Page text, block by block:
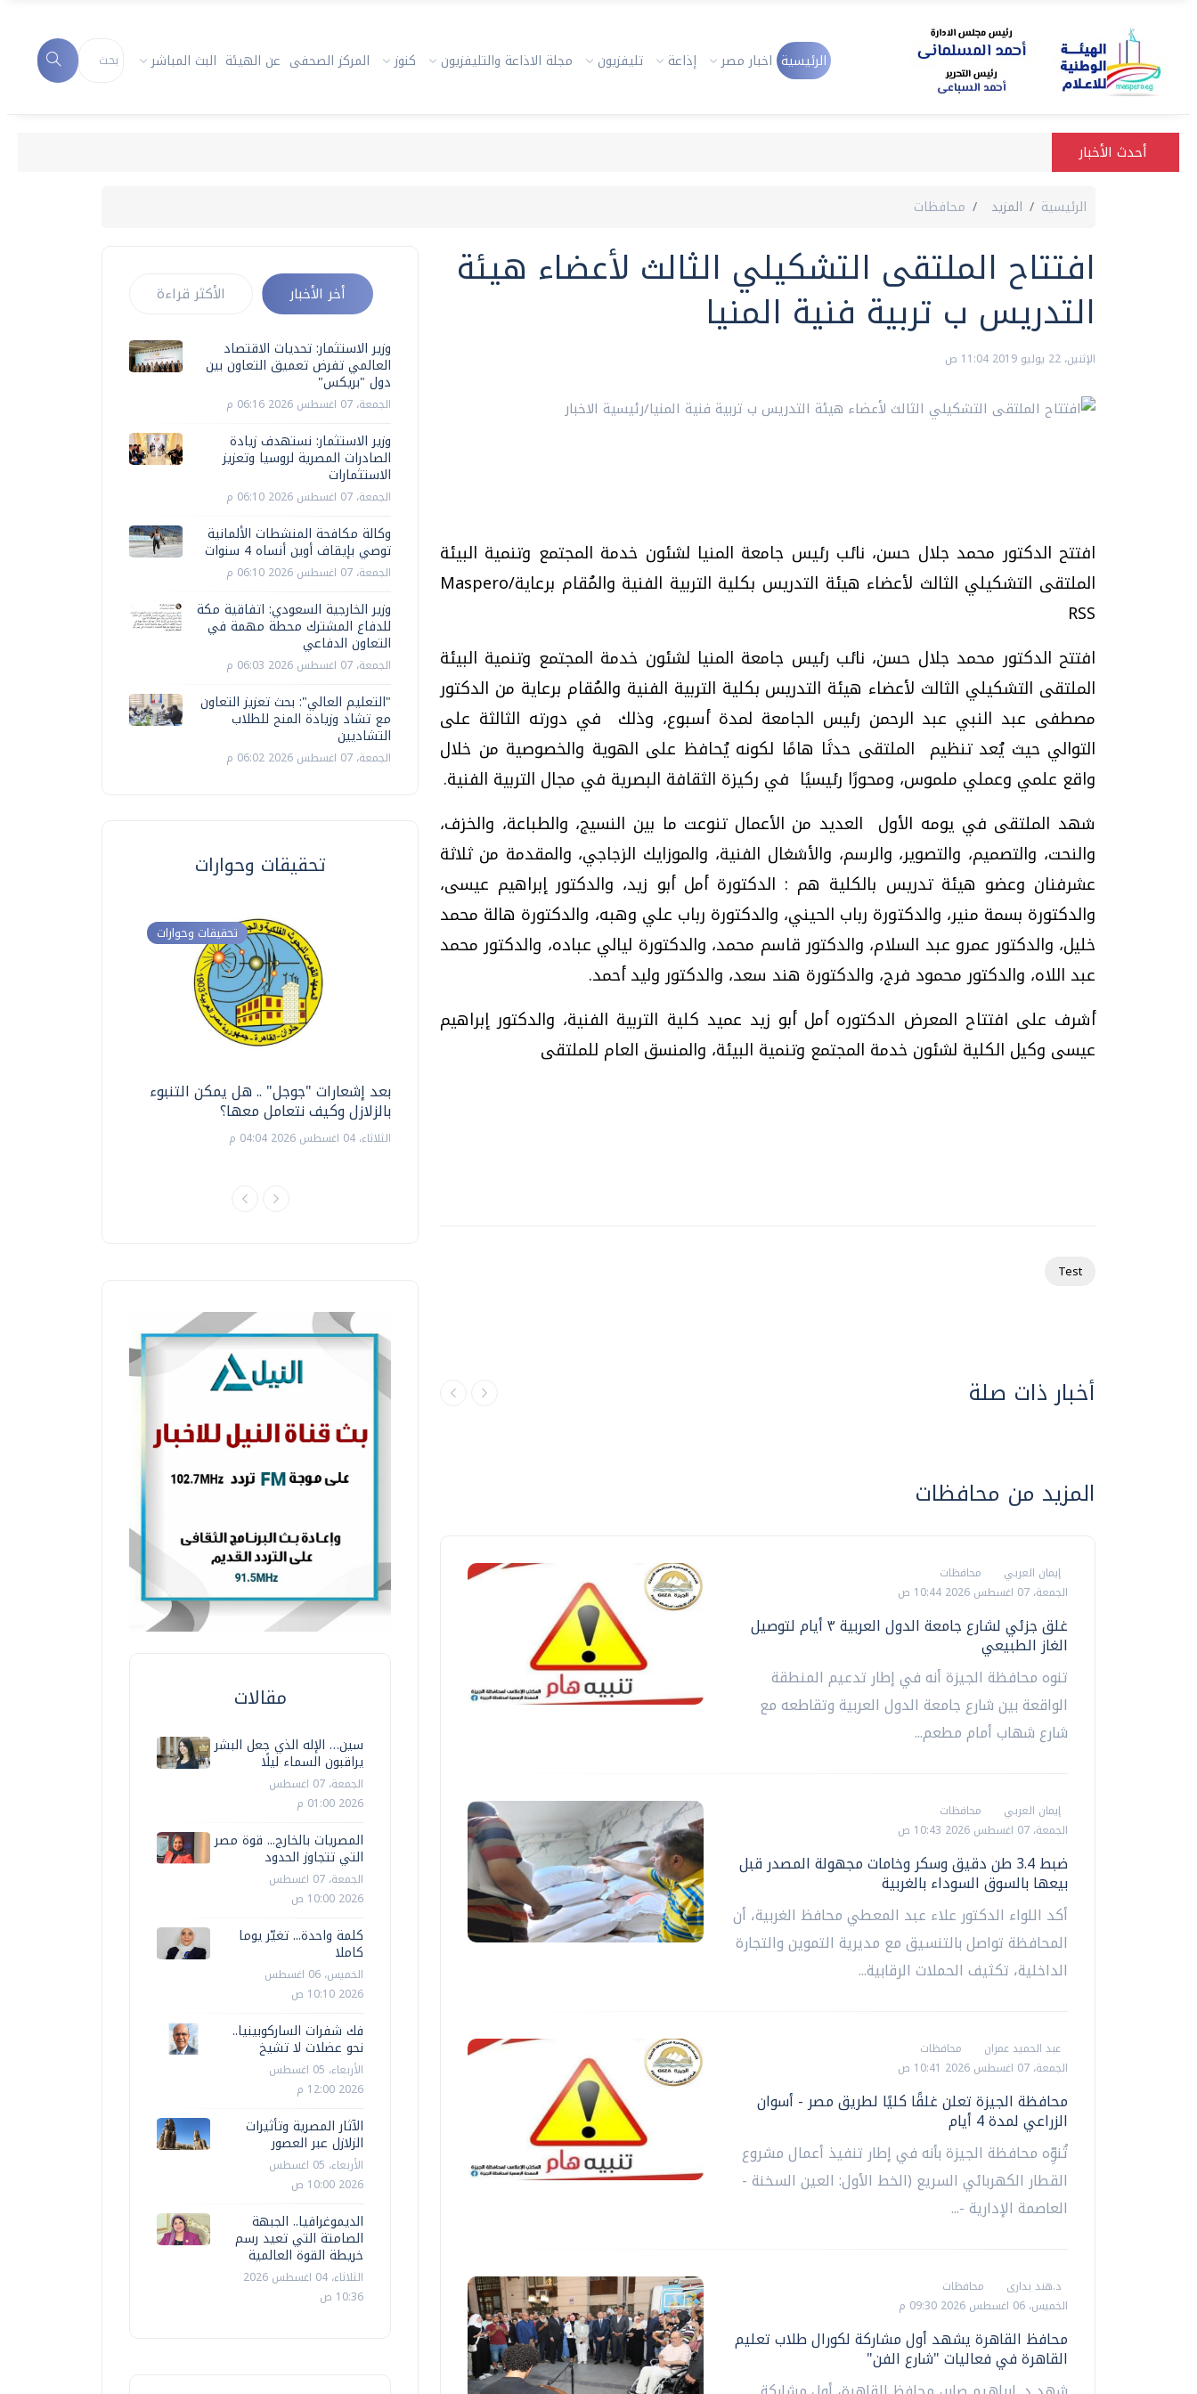
الرئيسية اخبار مصر إذاعة تليفزيون مجلة الاذاعة والتليفزيون كنوز المركز الصحفى عن الهيئة البث المباشر
أحدث الأخبار
الرئيسية المزيد محافظات
افتتاح الملتقى التشكيلي الثالث لأعضاء هيئة
التدريس ب تربية فنية المنيا
الإثنين، 22 يوليو 2019 11:04 ص
افتتح الدكتور محمد جلال حسن، نائب رئيس جامعة المنيا لشئون خدمة المجتمع وتنمية البيئة
الملتقى التشكيلي الثالث لأعضاء هيئة التدريس بكلية التربية الفنية والمُقام برعاية/Maspero
RSS
افتتح الدكتور محمد جلال حسن، نائب رئيس جامعة المنيا لشئون خدمة المجتمع وتنمية البيئة
الملتقى التشكيلي الثالث لأعضاء هيئة التدريس بكلية التربية الفنية والمُقام برعاية من الدكتور
مصطفى عبد النبي عبد الرحمن رئيس الجامعة لمدة أسبوع، وذلك في دورته الثالثة على
التوالي حيث يُعد تنظيم الملتقى حدثَا هامًا لكونه يُحافظ على الهوية والخصوصية من خلال
واقع علمي وعملي ملموس، ومحورًا رئيسيًا في ركيزة الثقافة البصرية في مجال التربية الفنية.
شهد الملتقى في يومه الأول العديد من الأعمال تنوعت ما بين النسيج، والطباعة، والخزف،
والنحت، والتصميم، والتصوير، والرسم، والأشغال الفنية، والموزايك الزجاجي، والمقدمة من ثلاثة
عشرفنان وعضو هيئة تدريس بالكلية هم : الدكتورة أمل أبو زيد، والدكتور إبراهيم عيسى،
والدكتورة بسمة منير، والدكتورة رباب الحيني، والدكتورة رباب علي وهبه، والدكتورة هالة محمد
خليل، والدكتور عمرو عبد السلام، والدكتور قاسم محمد، والدكتورة ليالي عباده، والدكتور محمد
عبد اللاه، والدكتور محمود فرج، والدكتورة هند سعد، والدكتور وليد أحمد.
أشرف على افتتاح المعرض الدكتوره أمل أبو زيد عميد كلية التربية الفنية، والدكتور إبراهيم
عيسى وكيل الكلية لشئون خدمة المجتمع وتنمية البيئة، والمنسق العام للملتقى
Test
أخبار ذات صلة
المزيد من محافظات
إيمان العربي
محافظات
الجمعة، 07 اغسطس 2026 10:44 ص
غلق جزئي لشارع جامعة الدول العربية ٣ أيام لتوصيل
الغاز الطبيعي
تنوه محافظة الجيزة أنه في إطار تدعيم المنطقة
الواقعة بين شارع جامعة الدول العربية وتقاطعه مع
شارع شهاب أمام مطعم...
إيمان العربي
محافظات
الجمعة، 07 اغسطس 2026 10:43 ص
ضبط 3.4 طن دقيق وسكر وخامات مجهولة المصدر قبل
بيعها بالسوق السوداء بالغربية
أكد اللواء الدكتور علاء عبد المعطي محافظ الغربية، أن
المحافظة تواصل بالتنسيق مع مديرية التموين والتجارة
الداخلية، تكثيف الحملات الرقابية...
عبد الحميد عمران
محافظات
الجمعة، 07 اغسطس 2026 10:41 ص
محافظة الجيزة تعلن غلقًا كليًا لطريق مصر - أسوان
الزراعي لمدة 4 أيام
تُنوِّه محافظة الجيزة بأنه في إطار تنفيذ أعمال مشروع
القطار الكهربائي السريع (الخط الأول: العين السخنة -
العاصمة الإدارية -...
د.هند بدارى
محافظات
الخميس، 06 اغسطس 2026 09:30 م
محافظ القاهرة يشهد أول مشاركة لكورال طلاب تعليم
القاهرة في فعاليات "شارع الفن"
أخر الأخبار الأكثر قراءة
وزير الاستثمار: تحديات الاقتصاد
العالمي تفرض تعميق التعاون بين
دول "بريكس"
الجمعة، 07 اغسطس 2026 06:16 م
وزير الاستثمار: نستهدف زيادة
الصادرات المصرية لروسيا وتعزيز
الاستثمارات
الجمعة، 07 اغسطس 2026 06:10 م
وكالة مكافحة المنشطات الألمانية
توصي بإيقاف أوين أنساه 4 سنوات
الجمعة، 07 اغسطس 2026 06:10 م
وزير الخارجية السعودي: اتفاقية مكة
للدفاع المشترك محطة مهمة في
التعاون الدفاعي
الجمعة، 07 اغسطس 2026 06:03 م
"التعليم العالي": بحث تعزيز التعاون
مع تشاد وزيادة المنح للطلاب
التشاديين
الجمعة، 07 اغسطس 2026 06:02 م
تحقيقات وحوارات
تحقيقات وحوارات
بعد إشعارات "جوجل" .. هل يمكن التنبوء
بالزلازل وكيف نتعامل معها؟
الثلاثاء، 04 اغسطس 2026 04:04 م
تحقيقات وحوارات تحقيقات وحوارات
مقالات
سين… الإله الذي جعل البشر
يراقبون السماء ليلًا
الجمعة، 07 اغسطس
2026 01:00 م
المصريات بالخارج... قوة مصر
التي تتجاوز الحدود
الجمعة، 07 اغسطس
2026 10:00 ص
كلمة واحدة... تغيّر يوما
كاملا
الخميس، 06 اغسطس
2026 10:10 ص
فك شفرات الساركوبينيا..
نحو عضلات لا تشيخ
الأربعاء، 05 اغسطس
2026 12:00 م
الآثار المصرية وتأثيرات
الزلازل عبر العصور
الأربعاء، 05 اغسطس
2026 10:00 ص
الديموغرافيا.. الجبهة
الصامتة التي تعيد رسم
خريطة القوة العالمية
الثلاثاء، 04 اغسطس 2026
10:36 ص